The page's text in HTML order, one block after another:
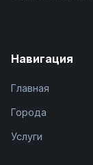
Навигация
Главная
Города
Услуги